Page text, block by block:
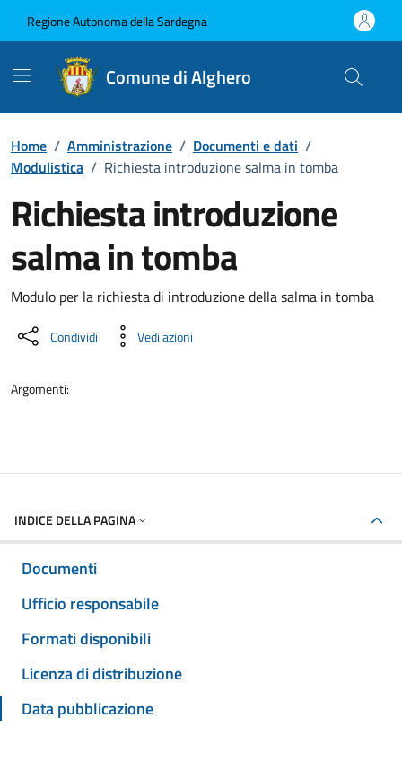
Regione Autonoma della Sardegna
Comune di Alghero
Home / Amministrazione / Documenti e dati /
Modulistica / Richiesta introduzione salma in tomba
Richiesta introduzione
salma in tomba
Dettaglio del documento
Modulo per la richiesta di introduzione della salma in tomba
Condividi Vedi azioni
Argomenti:
INDICE DELLA PAGINA
Documenti
Ufficio responsabile
Formati disponibili
Licenza di distribuzione
Data pubblicazione